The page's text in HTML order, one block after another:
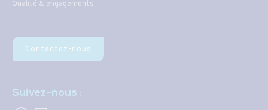
Qualité & engagements
Contactez-nous
Suivez-nous :